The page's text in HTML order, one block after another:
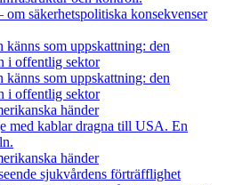
om säkerhetspolitiska konsekvenser
känns som uppskattning: den
i offentlig sektor
känns som uppskattning: den
i offentlig sektor
händer
händer
sjukvårdens förträfflighet